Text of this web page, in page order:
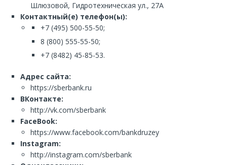
Шлюзовой, Гидротехническая ул., 27А
Контактный(е) телефон(ы):
+7 (495) 500-55-50;
8 (800) 555-55-50;
+7 (8482) 45-85-53.
Адрес сайта:
https://sberbank.ru
ВКонтакте:
http://vk.com/sberbank
FaceBook:
https://www.facebook.com/bankdruzey
Instagram:
http://instagram.com/sberbank